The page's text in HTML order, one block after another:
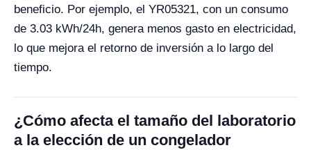
beneficio. Por ejemplo, el YR05321, con un consumo
de 3.03 kWh/24h, genera menos gasto en electricidad,
lo que mejora el retorno de inversión a lo largo del
tiempo.
¿Cómo afecta el tamaño del laboratorio
a la elección de un congelador